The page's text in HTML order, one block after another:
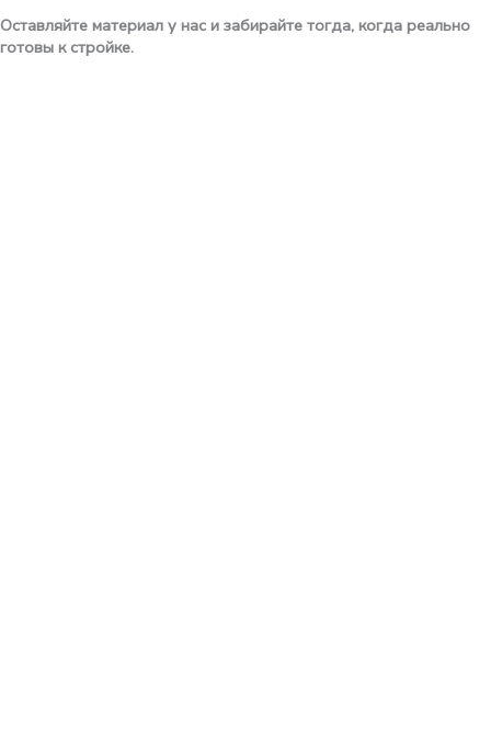
Оставляйте материал у нас и забирайте тогда, когда реально
готовы к стройке.